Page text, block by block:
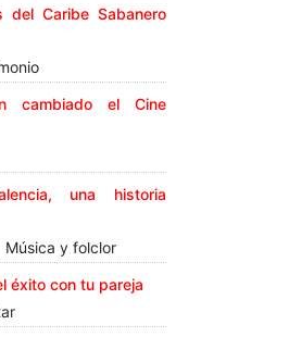
del Caribe Sabanero
cambiado el Cine
una historia
Música y folclor
éxito con tu pareja